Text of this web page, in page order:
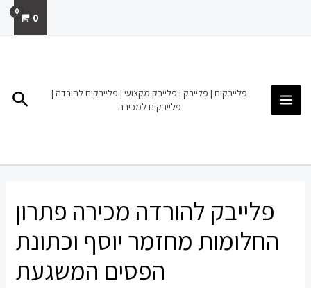
0
פלייבקים | פלייבק | פלייבק מקצועי | פלייבקים להורדה |
פלייבקים למכירה
פלייבק להורדה מכירה פתרון
החלומות מחזמר יוסף וכתונת
הפסים המשגעת